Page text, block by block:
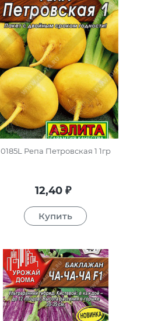
0185L Репа Петровская 1 1гр
12,40 ₽